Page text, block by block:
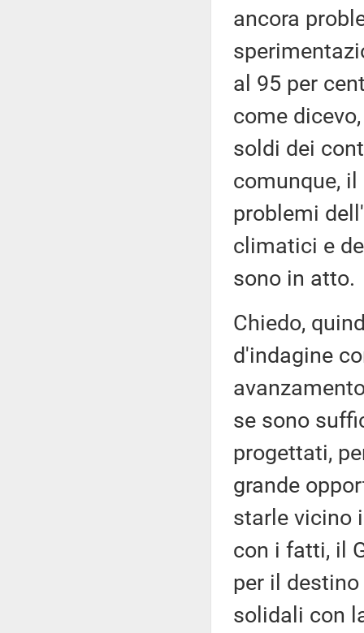
ancora
al 95 per
come
soldi dei
comunque,
problemi
climatici e
sono in atto.
Chiedo,
d'indagine
se sono
progettati,
grande
starle vicino
con i fatti, il
per il
solidali con